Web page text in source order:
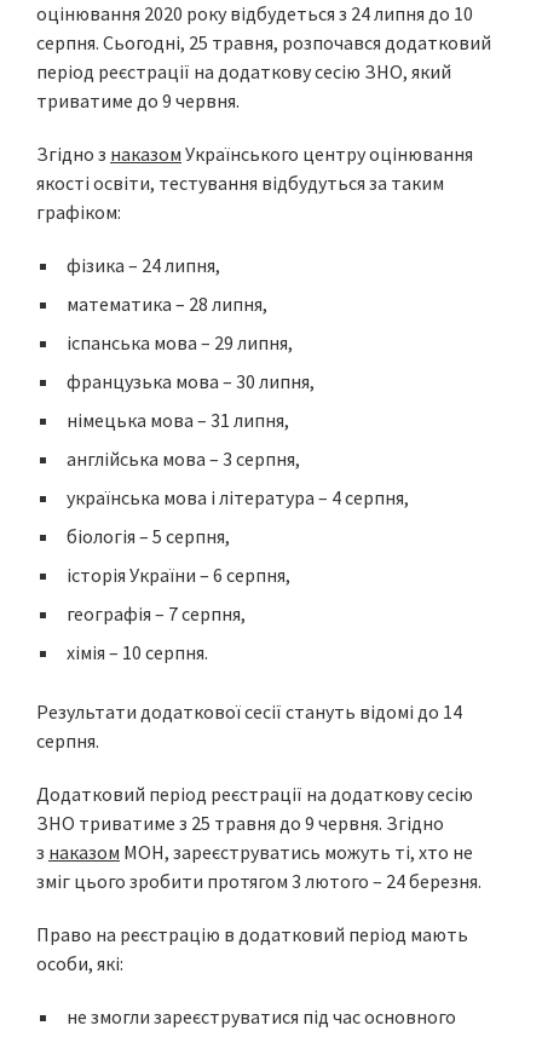
оцінювання 2020 року відбудеться з 24 липня до 10
серпня. Сьогодні, 25 травня, розпочався додатковий
період реєстрації на додаткову сесію ЗНО, який
триватиме до 9 червня.
Згідно з наказом Українського центру оцінювання
якості освіти, тестування відбудуться за таким
графіком:
фізика – 24 липня,
математика – 28 липня,
іспанська мова – 29 липня,
французька мова – 30 липня,
німецька мова – 31 липня,
англійська мова – 3 серпня,
українська мова і література – 4 серпня,
біологія – 5 серпня,
історія України – 6 серпня,
географія – 7 серпня,
хімія – 10 серпня.
Результати додаткової сесії стануть відомі до 14
серпня.
Додатковий період реєстрації на додаткову сесію
ЗНО триватиме з 25 травня до 9 червня. Згідно
з наказом МОН, зареєструватись можуть ті, хто не
зміг цього зробити протягом 3 лютого – 24 березня.
Право на реєстрацію в додатковий період мають
особи, які:
не змогли зареєструватися під час основного